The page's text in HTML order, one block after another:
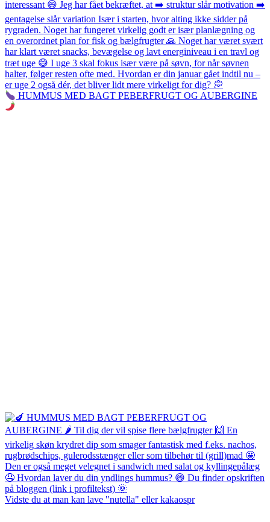
HUMMUS MED BAGT PEBERFRUGT OG AUBERGINE
Vidste du at man kan lave "nutella" eller kakaospr